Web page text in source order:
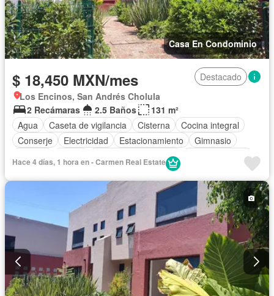
Casa En Condominio
$ 18,450 MXN/mes
Destacado
Los Encinos, San Andrés Cholula
2 Recámaras
2.5 Baños
131 m²
Agua
Caseta de vigilancia Cisterna
Cocina integral
Conserje
Electricidad Estacionamiento
Gimnasio
Recámara con closet
Sala polivalente
Terraza
Hace 4 días, 1 hora en - Carmen Real Estate